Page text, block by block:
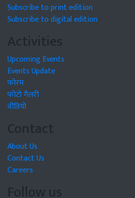
Subscribe to print edition
Subscribe to digital edition
Activities
Upcoming Events
Events Update
फोरम
फोटो गैलरी
वीडियो
Contact
About Us
Contact Us
Careers
Follow us